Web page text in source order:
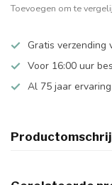
Toevoegen om te
Gratis verzending
Voor 16:00 uur
Al 75 jaar